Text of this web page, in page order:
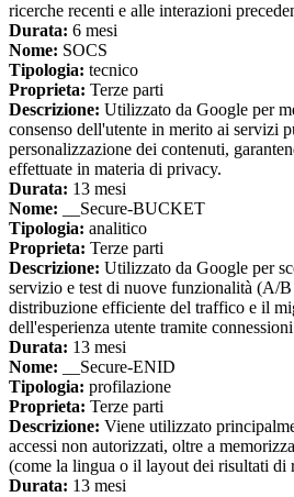
ricerche recenti e alle interazioni
Durata: 6 mesi
Nome: SOCS
Tipologia: tecnico
Proprieta: Terze parti
Descrizione: Utilizzato da Google per
consenso dell'utente in merito ai servizi
personalizzazione dei contenuti,
effettuate in materia di privacy.
Durata: 13 mesi
Nome: __Secure-BUCKET
Tipologia: analitico
Proprieta: Terze parti
Descrizione: Utilizzato da Google per
servizio e test di nuove funzionalità (A/
distribuzione efficiente del traffico e il
dell'esperienza utente tramite
Durata: 13 mesi
Nome: __Secure-ENID
Tipologia: profilazione
Proprieta: Terze parti
Descrizione: Viene utilizzato
accessi non autorizzati, oltre a
(come la lingua o il layout dei risultati di
Durata: 13 mesi